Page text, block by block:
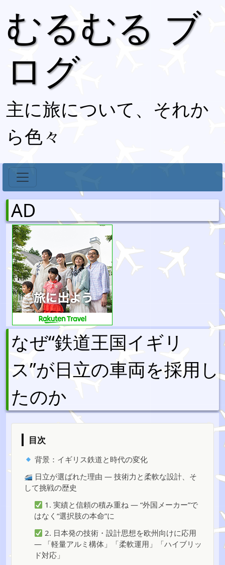
むるむる ブ
ログ
主に旅について、それか
ら色々
AD
なぜ“鉄道王国イギリ
ス”が日立の車両を採用し
たのか
目次
背景：イギリス鉄道と時代の変化
日立が選ばれた理由 — 技術力と柔軟な設計、そ
して挑戦の歴史
1. 実績と信頼の積み重ね — “外国メーカー”で
はなく“選択肢の本命”に
2. 日本発の技術・設計思想を欧州向けに応用
— 「軽量アルミ構体」「柔軟運用」「ハイブリッ
ド対応」